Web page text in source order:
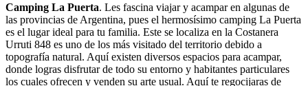
Camping La Puerta. Les fascina viajar y acampar en algunas de
las provincias de Argentina, pues el hermosísimo camping La Puerta
es el lugar ideal para tu familia. Este se localiza en la Costanera
Urruti 848 es uno de los más visitado del territorio debido a
topografía natural. Aquí existen diversos espacios para acampar,
donde logras disfrutar de todo su entorno y habitantes particulares
los cuales ofrecen y venden su arte usual. Aquí te regocijaras de